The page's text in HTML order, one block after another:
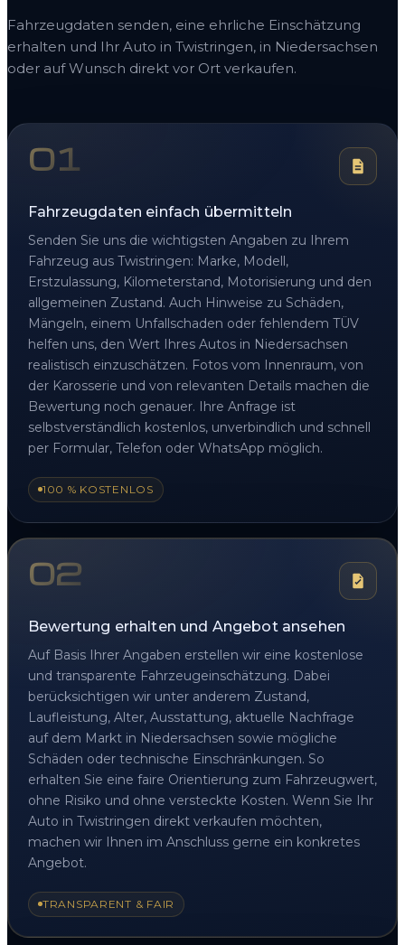
Fahrzeugdaten senden, eine ehrliche Einschätzung
erhalten und Ihr Auto in Twistringen, in Niedersachsen
oder auf Wunsch direkt vor Ort verkaufen.
01
Fahrzeugdaten einfach übermitteln
Senden Sie uns die wichtigsten Angaben zu Ihrem
Fahrzeug aus Twistringen: Marke, Modell,
Erstzulassung, Kilometerstand, Motorisierung und den
allgemeinen Zustand. Auch Hinweise zu Schäden,
Mängeln, einem Unfallschaden oder fehlendem TÜV
helfen uns, den Wert Ihres Autos in Niedersachsen
realistisch einzuschätzen. Fotos vom Innenraum, von
der Karosserie und von relevanten Details machen die
Bewertung noch genauer. Ihre Anfrage ist
selbstverständlich kostenlos, unverbindlich und schnell
per Formular, Telefon oder WhatsApp möglich.
100 % KOSTENLOS
02
Bewertung erhalten und Angebot ansehen
Auf Basis Ihrer Angaben erstellen wir eine kostenlose
und transparente Fahrzeugeinschätzung. Dabei
berücksichtigen wir unter anderem Zustand,
Laufleistung, Alter, Ausstattung, aktuelle Nachfrage
auf dem Markt in Niedersachsen sowie mögliche
Schäden oder technische Einschränkungen. So
erhalten Sie eine faire Orientierung zum Fahrzeugwert,
ohne Risiko und ohne versteckte Kosten. Wenn Sie Ihr
Auto in Twistringen direkt verkaufen möchten,
machen wir Ihnen im Anschluss gerne ein konkretes
Angebot.
TRANSPARENT & FAIR